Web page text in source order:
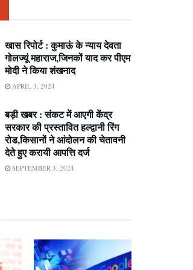
खास रिपोर्ट : कुमाऊं के न्याय देवता
गोलज्यूं महाराज,जिनकों याद कर पीएम
मोदी ने किया शंखनाद
APRIL 3, 2024
बड़ी खबर : संकट में आएगी केंद्र
सरकार की प्रस्तावित हल्द्वानी रिंग
रोड,किसानों ने आंदोलन की चेतावनी
देते हुए करायी आपत्ति दर्ज
SEPTEMBER 3, 2024